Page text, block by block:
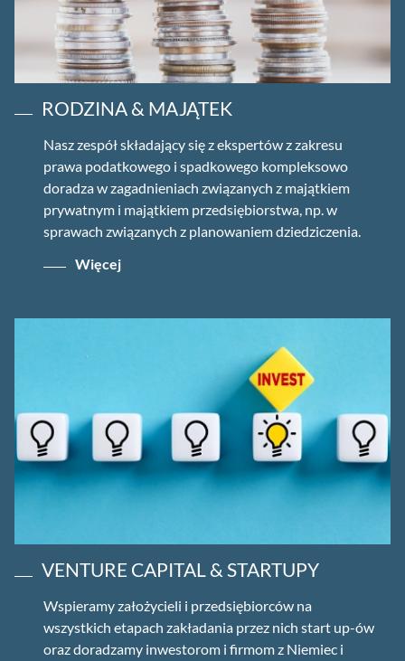
RODZINA & MAJĄTEK
Nasz zespół składający się z ekspertów z zakresu
prawa podatkowego i spadkowego kompleksowo
doradza w zagadnieniach związanych z majątkiem
prywatnym i majątkiem przedsiębiorstwa, np. w
sprawach związanych z planowaniem dziedziczenia.
Więcej
VENTURE CAPITAL & STARTUPY
Wspieramy założycieli i przedsiębiorców na
wszystkich etapach zakładania przez nich start up-ów
oraz doradzamy inwestorom i firmom z Niemiec i